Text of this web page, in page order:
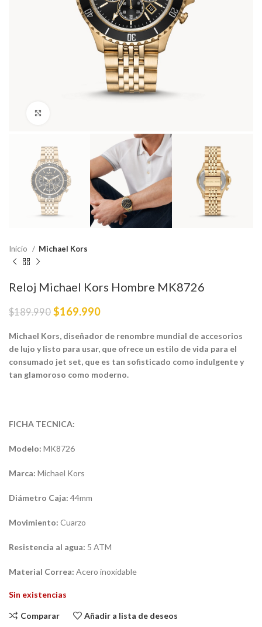
Inicio Michael Kors
Reloj Michael Kors Hombre MK8726
$189.990 $169.990
Michael Kors, diseñador de renombre mundial de accesorios
de lujo y listo para usar, que ofrece un estilo de vida para el
consumado jet set, que es tan sofisticado como indulgente y
tan glamoroso como moderno.
FICHA TECNICA:
Modelo: MK8726
Marca: Michael Kors
Diámetro Caja: 44mm
Movimiento: Cuarzo
Resistencia al agua: 5 ATM
Material Correa: Acero inoxidable
Sin existencias
Comparar Añadir a lista de deseos